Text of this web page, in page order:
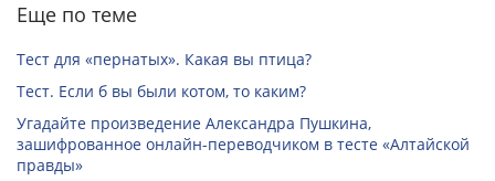
Еще по теме
Тест для «пернатых». Какая вы птица?
Тест. Если б вы были котом, то каким?
Угадайте произведение Александра Пушкина,
зашифрованное онлайн-переводчиком в тесте «Алтайской
правды»